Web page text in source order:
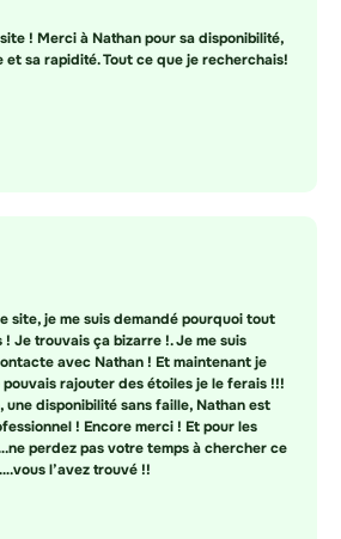
! Merci à Nathan pour sa disponibilité,
et sa rapidité. Tout ce que je recherchais!
site, je me suis demandé pourquoi tout
Je trouvais ça bizarre !. Je me suis
avec Nathan ! Et maintenant je
pouvais rajouter des étoiles je le ferais !!!
une disponibilité sans faille, Nathan est
! Encore merci ! Et pour les
perdez pas votre temps à chercher ce
l’avez trouvé !!